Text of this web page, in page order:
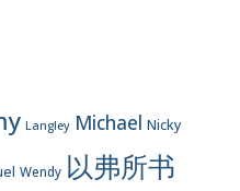
Langley Michael Nicky
Wendy 以弗所书